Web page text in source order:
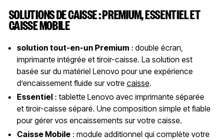
SOLUTIONS DE CAISSE : PREMIUM, ESSENTIEL ET
CAISSE MOBILE
solution tout-en-un Premium: double écran,
imprimante intégrée et tiroir-caisse. La solution est
basée sur du matériel Lenovo pour une expérience
d’encaissement fluide sur votre caisse.
Essentiel: tablette Lenovo avec imprimante séparée
et tiroir-caisse séparé. Une composition simple et fiable
pour gérer vos encaissements sur votre caisse.
Caisse Mobile: module additionnel qui complète votre